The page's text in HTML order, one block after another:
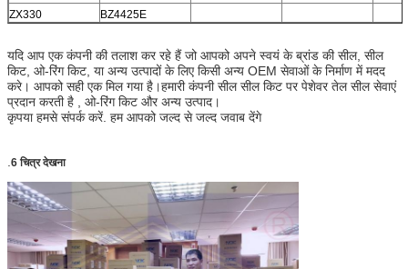
ZX330
BZ4425E
यदि आप एक कंपनी की तलाश कर रहे हैं जो आपको अपने स्वयं के ब्रांड की सील, सील
किट, ओ-रिंग किट, या अन्य उत्पादों के लिए किसी अन्य OEM सेवाओं के निर्माण में मदद
करे। आपको सही एक मिल गया है।हमारी कंपनी सील सील किट पर पेशेवर तेल सील सेवाएं
प्रदान करती है , ओ-रिंग किट और अन्य उत्पाद।
कृपया हमसे संपर्क करें. हम आपको जल्द से जल्द जवाब देंगे
6 चित्र देखना